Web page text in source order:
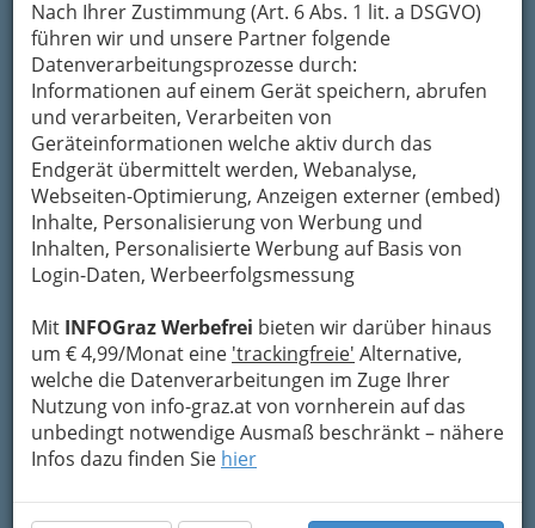
Nach Ihrer Zustimmung (Art. 6 Abs. 1 lit. a DSGVO)
führen wir und unsere Partner folgende
Datenverarbeitungsprozesse durch:
Informationen auf einem Gerät speichern, abrufen
und verarbeiten, Verarbeiten von
Geräteinformationen welche aktiv durch das
Endgerät übermittelt werden, Webanalyse,
Webseiten-Optimierung, Anzeigen externer (embed)
Inhalte, Personalisierung von Werbung und
Inhalten, Personalisierte Werbung auf Basis von
Login-Daten, Werbeerfolgsmessung
Mit INFOGraz Werbefrei bieten wir darüber hinaus
um € 4,99/Monat eine 'trackingfreie' Alternative,
welche die Datenverarbeitungen im Zuge Ihrer
Nutzung von info-graz.at von vornherein auf das
unbedingt notwendige Ausmaß beschränkt – nähere
Infos dazu finden Sie hier
Mein Name
Meine Email Adresse
Mein Betreff
Meine Nachricht